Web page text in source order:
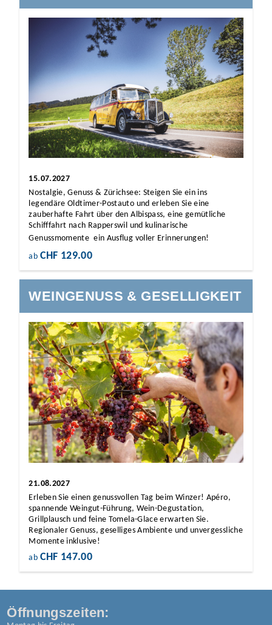
15.07.2027
Nostalgie, Genuss & Zürichsee: Steigen Sie ein ins
legendäre Oldtimer-Postauto und erleben Sie eine
zauberhafte Fahrt über den Albispass, eine gemütliche
Schifffahrt nach Rapperswil und kulinarische
Genussmomente  ein Ausflug voller Erinnerungen!
ab CHF 129.00
WEINGENUSS & GESELLIGKEIT
21.08.2027
Erleben Sie einen genussvollen Tag beim Winzer! Apéro,
spannende Weingut-Führung, Wein-Degustation,
Grillplausch und feine Tomela-Glace erwarten Sie.
Regionaler Genuss, geselliges Ambiente und unvergessliche
Momente inklusive!
ab CHF 147.00
Öffnungszeiten: